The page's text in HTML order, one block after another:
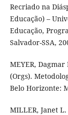
Recriado na
Educação) –
Educação,
Salvador-SSA,
MEYER,
(Orgs).
Belo Horizonte:
MILLER, Janet